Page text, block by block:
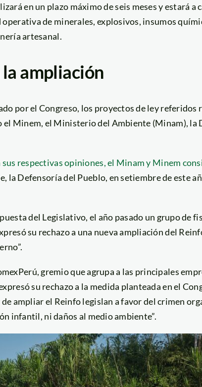
en un plazo máximo de seis meses y estará a
de minerales, explosivos, insumos
artesanal.
ampliación
por el Congreso, los proyectos de ley referidos
el Minem, el Ministerio del Ambiente (Minam), la
sus respectivas opiniones, el Minam y Minem
la Defensoría del Pueblo, en setiembre de este
del Legislativo, el año pasado un grupo de
su rechazo a una nueva ampliación del
gremio que agrupa a las principales
su rechazo a la medida planteada en el
ampliar el Reinfo legislan a favor del crimen
infantil, ni daños al medio ambiente”.